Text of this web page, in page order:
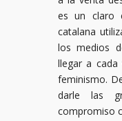
es un claro
catalana
los medios
llegar a cada
feminismo.
darle las
compromiso